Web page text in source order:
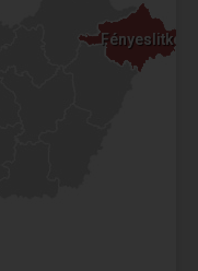
Fényeslitke
Fényeslitke